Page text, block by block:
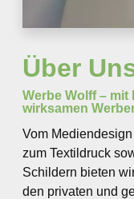
Über
Werbe Wolff –
wirksamen
Vom
zum Textildruck
Schildern bieten
den privaten und